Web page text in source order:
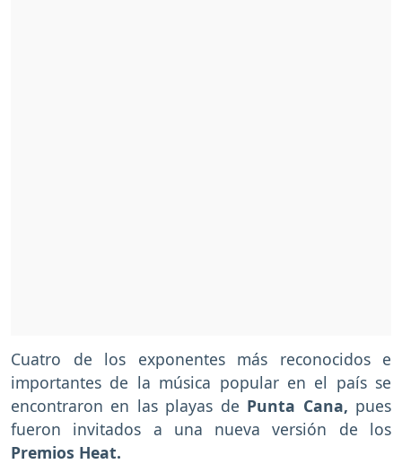
Cuatro de los exponentes más reconocidos e
importantes de la música popular en el país se
encontraron en las playas de Punta Cana, pues
fueron invitados a una nueva versión de los
Premios Heat.